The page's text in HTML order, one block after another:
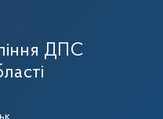
ДПС